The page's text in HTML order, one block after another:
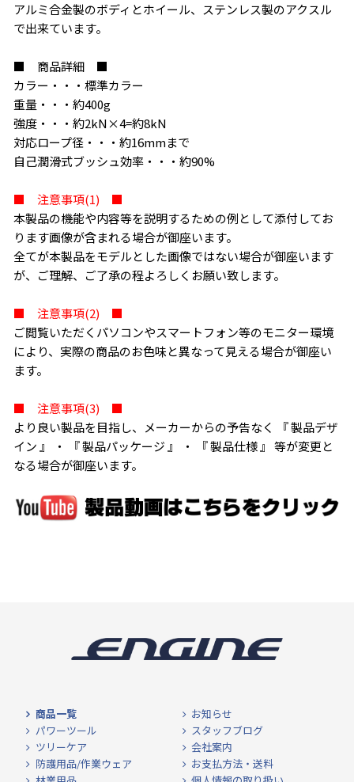
アルミ合金製のボディとホイール、ステンレス製のアクスル
で出来ています。
■ 商品詳細 ■
カラー・・・標準カラー
重量・・・約400g
強度・・・約2kN×4=約8kN
対応ロープ径・・・約16mmまで
自己潤滑式ブッシュ効率・・・約90%
■ 注意事項(1) ■
本製品の機能や内容等を説明するための例として添付してお
ります画像が含まれる場合が御座います。
全てが本製品をモデルとした画像ではない場合が御座います
が、ご理解、ご了承の程よろしくお願い致します。
■ 注意事項(2) ■
ご閲覧いただくパソコンやスマートフォン等のモニター環境
により、実際の商品のお色味と異なって見える場合が御座い
ます。
■ 注意事項(3) ■
より良い製品を目指し、メーカーからの予告なく 『 製品デザ
イン 』 ・ 『 製品パッケージ 』 ・ 『 製品仕様 』 等が変更と
なる場合が御座います。
商品一覧
パワーツール
ツリーケア
防護用品/作業ウェア
お知らせ
スタッフブログ
会社案内
お支払方法・送料